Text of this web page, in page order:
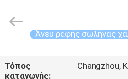
Steel
Άνευ ραφής σωλήνας
Τόπος
καταγωγής:
Changzhou,